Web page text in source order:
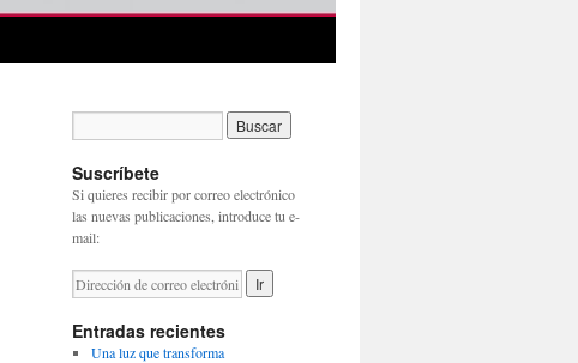
Suscríbete
Si quieres recibir por correo electrónico
las nuevas publicaciones, introduce tu e-
mail:
Entradas recientes
Una luz que transforma